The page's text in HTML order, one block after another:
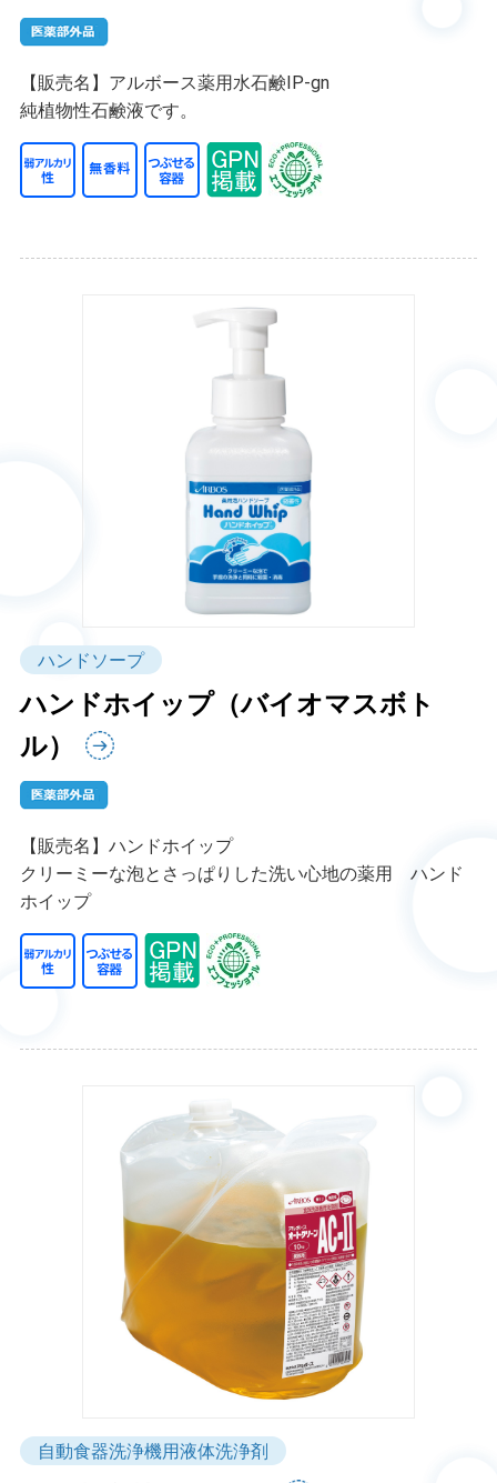
【販売名】アルボース薬用水石鹸IP-gn
純植物性石鹸液です。
ハンドソープ
ハンドホイップ（バイオマスボト
ル）
【販売名】ハンドホイップ
クリーミーな泡とさっぱりした洗い心地の薬用 ハンド
ホイップ
自動食器洗浄機用液体洗浄剤